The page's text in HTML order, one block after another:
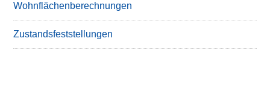
Wohnflächenberechnungen
Zustandsfeststellungen